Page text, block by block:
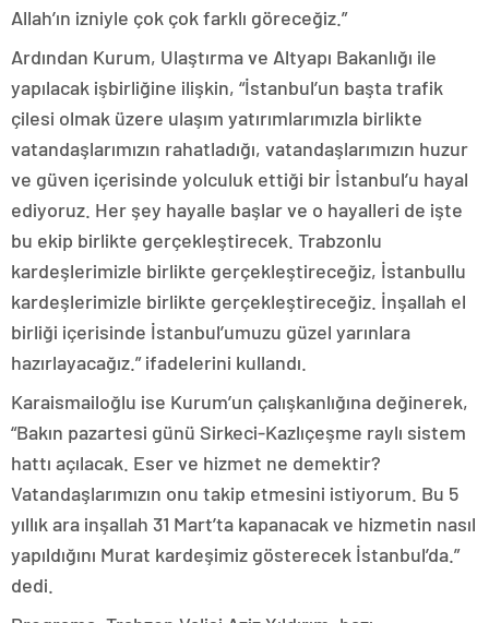
Allah’ın izniyle çok çok farklı göreceğiz.”
Ardından Kurum, Ulaştırma ve Altyapı Bakanlığı ile
yapılacak işbirliğine ilişkin, “İstanbul’un başta trafik
çilesi olmak üzere ulaşım yatırımlarımızla birlikte
vatandaşlarımızın rahatladığı, vatandaşlarımızın huzur
ve güven içerisinde yolculuk ettiği bir İstanbul’u hayal
ediyoruz. Her şey hayalle başlar ve o hayalleri de işte
bu ekip birlikte gerçekleştirecek. Trabzonlu
kardeşlerimizle birlikte gerçekleştireceğiz, İstanbullu
kardeşlerimizle birlikte gerçekleştireceğiz. İnşallah el
birliği içerisinde İstanbul’umuzu güzel yarınlara
hazırlayacağız.” ifadelerini kullandı.
Karaismailoğlu ise Kurum’un çalışkanlığına değinerek,
“Bakın pazartesi günü Sirkeci-Kazlıçeşme raylı sistem
hattı açılacak. Eser ve hizmet ne demektir?
Vatandaşlarımızın onu takip etmesini istiyorum. Bu 5
yıllık ara inşallah 31 Mart’ta kapanacak ve hizmetin nasıl
yapıldığını Murat kardeşimiz gösterecek İstanbul’da.”
dedi.